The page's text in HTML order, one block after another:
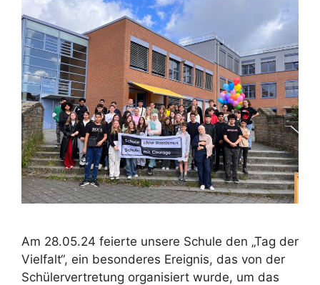
Am 28.05.24 feierte unsere Schule den „Tag der
Vielfalt“, ein besonderes Ereignis, das von der
Schülervertretung organisiert wurde, um das